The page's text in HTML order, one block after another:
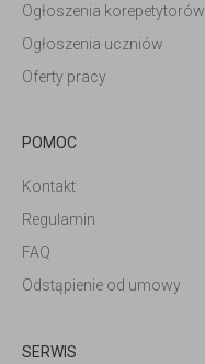
Ogłoszenia korepetytorów
Ogłoszenia uczniów
Oferty pracy
POMOC
Kontakt
Regulamin
FAQ
Odstąpienie od umowy
SERWIS